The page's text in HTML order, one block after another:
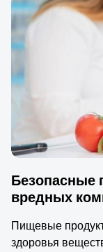
Безопасные
вредных
Пищевые
здоровья